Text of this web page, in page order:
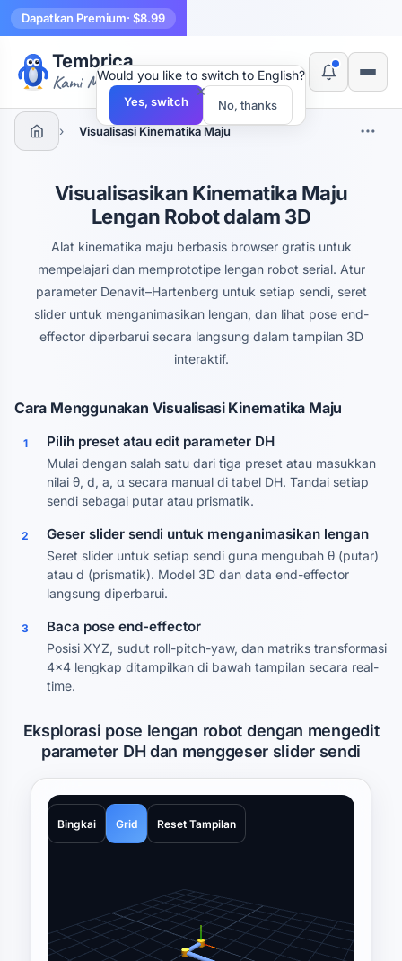
Dapatkan Premium· $8.99
Tembrica
Kami Membuat Alat
› Visualisasi Kinematika Maju
Visualisasikan Kinematika Maju
Lengan Robot dalam 3D
Alat kinematika maju berbasis browser gratis untuk
mempelajari dan memprototipe lengan robot serial. Atur
parameter Denavit–Hartenberg untuk setiap sendi, seret
slider untuk menganimasikan lengan, dan lihat pose end-
effector diperbarui secara langsung dalam tampilan 3D
interaktif.
Cara Menggunakan Visualisasi Kinematika Maju
1 Pilih preset atau edit parameter DH
Mulai dengan salah satu dari tiga preset atau masukkan
nilai θ, d, a, α secara manual di tabel DH. Tandai setiap
sendi sebagai putar atau prismatik.
2 Geser slider sendi untuk menganimasikan lengan
Seret slider untuk setiap sendi guna mengubah θ (putar)
atau d (prismatik). Model 3D dan data end-effector
langsung diperbarui.
3 Baca pose end-effector
Posisi XYZ, sudut roll-pitch-yaw, dan matriks transformasi
4×4 lengkap ditampilkan di bawah tampilan secara real-
time.
Eksplorasi pose lengan robot dengan mengedit
parameter DH dan menggeser slider sendi
Bingkai Grid Reset Tampilan
×
Would you like to switch to English?
Yes, switch No, thanks